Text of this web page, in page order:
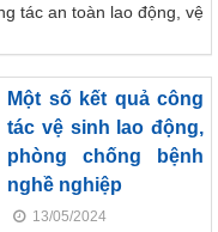
tác an toàn lao động, vệ
Một số kết quả công
tác vệ sinh lao động,
phòng chống bệnh
nghề nghiệp
13/05/2024